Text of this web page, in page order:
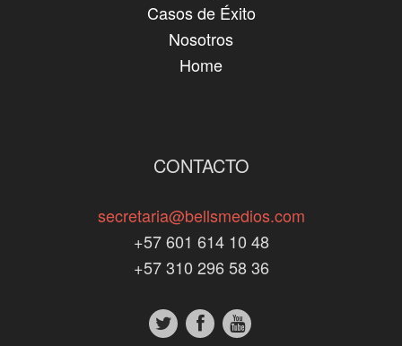
Casos de Éxito
Nosotros
Home
CONTACTO
secretaria@bellsmedios.com
+57 601 614 10 48
+57 310 296 58 36